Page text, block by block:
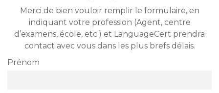
Merci de bien vouloir remplir le formulaire, en
indiquant votre profession (Agent, centre
d’examens, école, etc.) et LanguageCert prendra
contact avec vous dans les plus brefs délais.
Prénom